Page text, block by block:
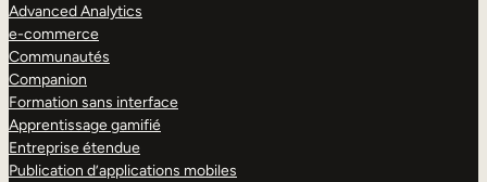
Advanced Analytics
e-commerce
Communautés
Companion
Formation sans interface
Apprentissage gamifié
Entreprise étendue
Publication d’applications mobiles